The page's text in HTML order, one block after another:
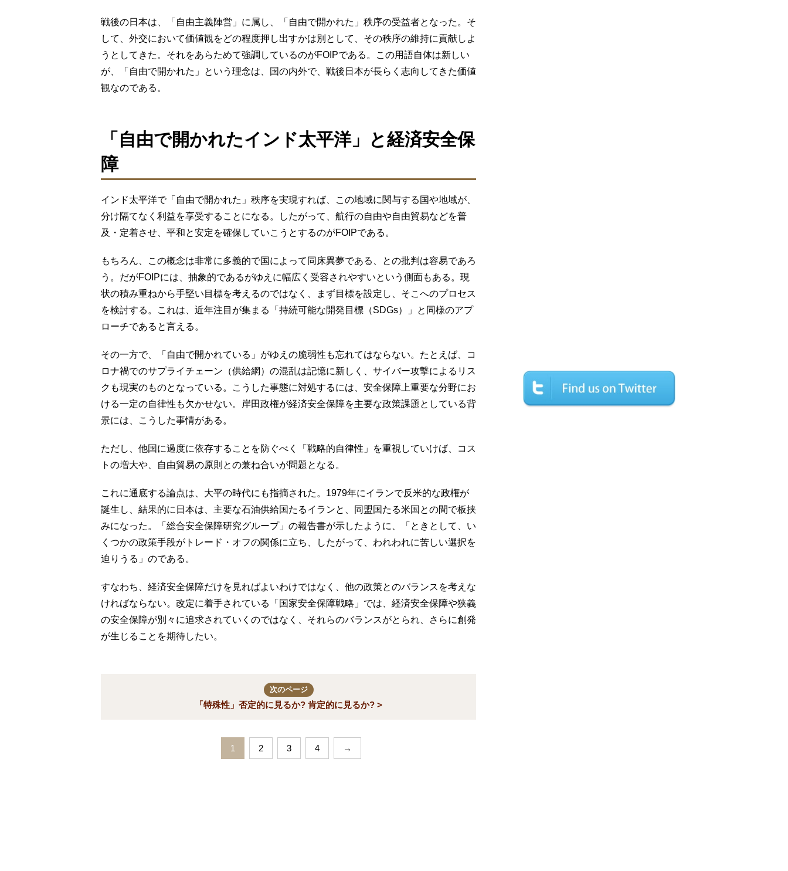
戦後の日本は、「自由主義陣営」に属し、「自由で開かれた」秩序の受益者となった。そ
して、外交において価値観をどの程度押し出すかは別として、その秩序の維持に貢献しよ
うとしてきた。それをあらためて強調しているのがFOIPである。この用語自体は新しい
が、「自由で開かれた」という理念は、国の内外で、戦後日本が長らく志向してきた価値
観なのである。
「自由で開かれたインド太平洋」と経済安全保
障
インド太平洋で「自由で開かれた」秩序を実現すれば、この地域に関与する国や地域が、
分け隔てなく利益を享受することになる。したがって、航行の自由や自由貿易などを普
及・定着させ、平和と安定を確保していこうとするのがFOIPである。
もちろん、この概念は非常に多義的で国によって同床異夢である、との批判は容易であろ
う。だがFOIPには、抽象的であるがゆえに幅広く受容されやすいという側面もある。現
状の積み重ねから手堅い目標を考えるのではなく、まず目標を設定し、そこへのプロセス
を検討する。これは、近年注目が集まる「持続可能な開発目標（SDGs）」と同様のアプ
ローチであると言える。
その一方で、「自由で開かれている」がゆえの脆弱性も忘れてはならない。たとえば、コ
ロナ禍でのサプライチェーン（供給網）の混乱は記憶に新しく、サイバー攻撃によるリス
クも現実のものとなっている。こうした事態に対処するには、安全保障上重要な分野にお
ける一定の自律性も欠かせない。岸田政権が経済安全保障を主要な政策課題としている背
景には、こうした事情がある。
ただし、他国に過度に依存することを防ぐべく「戦略的自律性」を重視していけば、コス
トの増大や、自由貿易の原則との兼ね合いが問題となる。
これに通底する論点は、大平の時代にも指摘された。1979年にイランで反米的な政権が
誕生し、結果的に日本は、主要な石油供給国たるイランと、同盟国たる米国との間で板挟
みになった。「総合安全保障研究グループ」の報告書が示したように、「ときとして、い
くつかの政策手段がトレード・オフの関係に立ち、したがって、われわれに苦しい選択を
迫りうる」のである。
すなわち、経済安全保障だけを見ればよいわけではなく、他の政策とのバランスを考えな
ければならない。改定に着手されている「国家安全保障戦略」では、経済安全保障や狭義
の安全保障が別々に追求されていくのではなく、それらのバランスがとられ、さらに創発
が生じることを期待したい。
次のページ
「特殊性」否定的に見るか? 肯定的に見るか? >
1 2 3 4 →